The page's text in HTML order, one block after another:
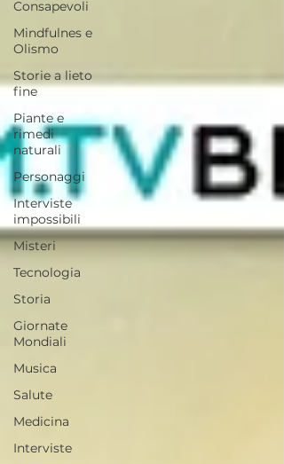
Consapevoli
Mindfulnes e
Olismo
Storie a lieto
fine
Piante e
rimedi
naturali
Personaggi
Interviste
impossibili
Misteri
Tecnologia
Storia
Giornate
Mondiali
Musica
Salute
Medicina
Interviste